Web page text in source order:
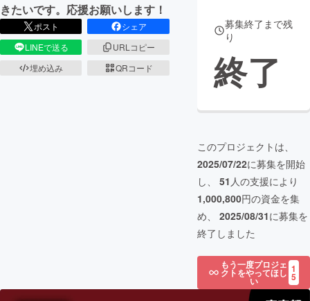
きたいです。応援お願いします！
ポスト
シェア
LINEで送る
URLコピー
埋め込み
QRコード
募集終了まで残
り
終了
このプロジェクトは、
2025/07/22に募集を開始
し、 51 人の支援により
1,000,800円の資金を集
め、 2025/08/31に募集を
終了しました
もう一度プロジェ
クトをやってほし
い
1
5